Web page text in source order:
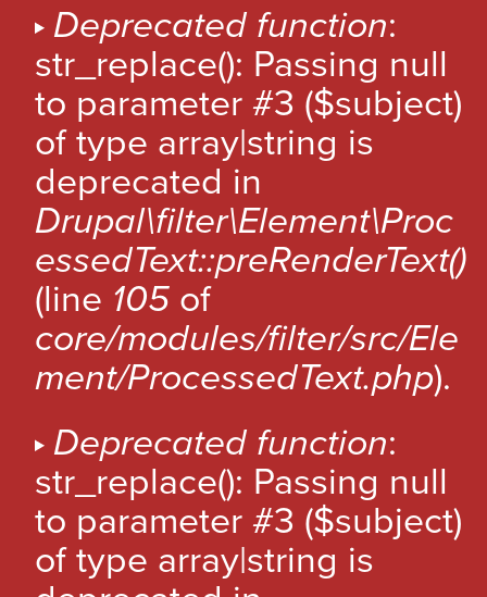
E
U
R
Deprecated function:
str_replace(): Passing null
to parameter #3 ($subject)
of type array|string is
deprecated in
Drupal\filter\Element\Proc
essedText::preRenderText()
(line 105 of
core/modules/filter/src/Ele
ment/ProcessedText.php).
Deprecated function:
str_replace(): Passing null
to parameter #3 ($subject)
of type array|string is